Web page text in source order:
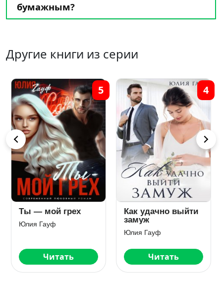
бумажным?
Другие книги из серии
Ты — мой грех
Юлия Гауф
Читать
5
Как удачно выйти
замуж
Юлия Гауф
Читать
4